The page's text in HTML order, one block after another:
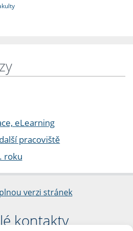
eLearning
pracoviště
roku
verzi stránek
kontakty